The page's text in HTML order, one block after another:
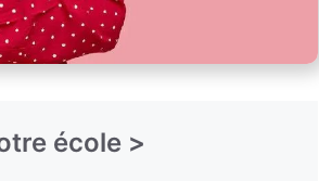
On vous aide à trouver votre école >